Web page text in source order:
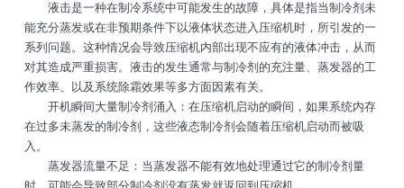
下载中心
携手海之洲
联系我们
液击是一种在制冷系统中可能发生的故障，具体是指当制冷剂未
能充分蒸发或在非预期条件下以液体状态进入压缩机时，所引发的一
系列问题。这种情况会导致压缩机内部出现不应有的液体冲击，从而
对其造成严重损害。液击的发生通常与制冷剂的充注量、蒸发器的工
作效率、以及系统除霜效果等多方面因素有关。
开机瞬间大量制冷剂涌入：在压缩机启动的瞬间，如果系统内存
在过多未蒸发的制冷剂，这些液态制冷剂会随着压缩机启动而被吸
入。
蒸发器流量不足：当蒸发器不能有效地处理通过它的制冷剂量